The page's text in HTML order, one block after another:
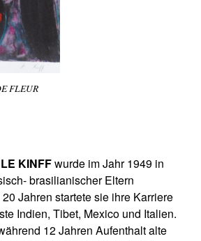
FLEUR
KINFFwurde im Jahr 1949 in
brasilianischer Eltern
Jahren startete sie ihre Karriere
Indien, Tibet, Mexico und Italien.
12 Jahren Aufenthalt alte